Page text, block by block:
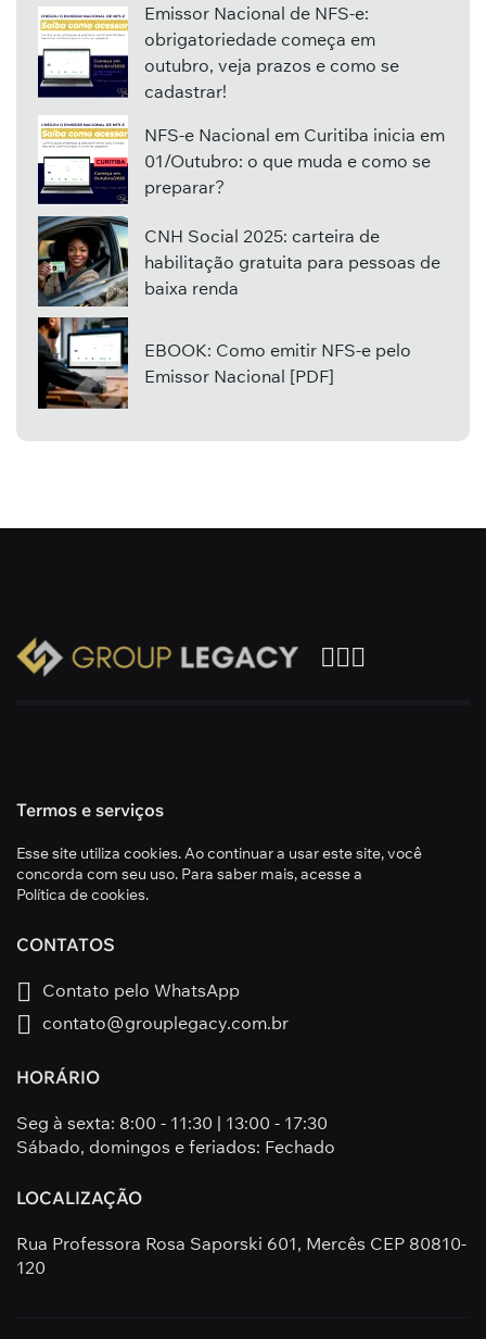
Emissor Nacional de NFS-e:
obrigatoriedade começa em
outubro, veja prazos e como se
cadastrar!
NFS-e Nacional em Curitiba inicia em
01/Outubro: o que muda e como se
preparar?
CNH Social 2025: carteira de
habilitação gratuita para pessoas de
baixa renda
EBOOK: Como emitir NFS-e pelo
Emissor Nacional [PDF]
Termos e serviços
Esse site utiliza cookies. Ao continuar a usar este site, você
concorda com seu uso. Para saber mais, acesse a
Política de cookies.
CONTATOS
Contato pelo WhatsApp
contato@grouplegacy.com.br
HORÁRIO
Seg à sexta: 8:00 - 11:30 | 13:00 - 17:30
Sábado, domingos e feriados: Fechado
LOCALIZAÇÃO
Rua Professora Rosa Saporski 601, Mercês CEP 80810-
120